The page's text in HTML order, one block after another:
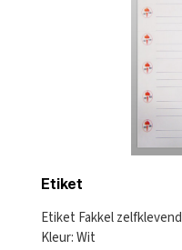
Etiket
Etiket Fakkel zelfklevend
Kleur: Wit